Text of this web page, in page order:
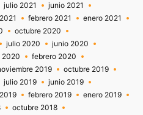
julio 2021
junio 2021
febrero 2021
enero 2021
octubre 2020
julio 2020
junio 2020
2020
febrero 2020
2019
octubre 2019
julio 2019
junio 2019
febrero 2019
enero 2019
octubre 2018